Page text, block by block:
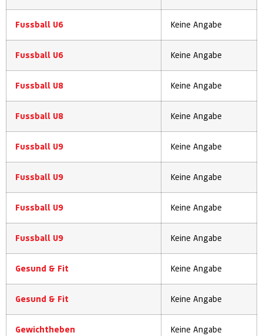
Fussball U6 Keine Angabe
Fussball U6 Keine Angabe
Fussball U8 Keine Angabe
Fussball U8 Keine Angabe
Fussball U9 Keine Angabe
Fussball U9 Keine Angabe
Fussball U9 Keine Angabe
Fussball U9 Keine Angabe
Gesund & Fit Keine Angabe
Gesund & Fit Keine Angabe
Gewichtheben Keine Angabe